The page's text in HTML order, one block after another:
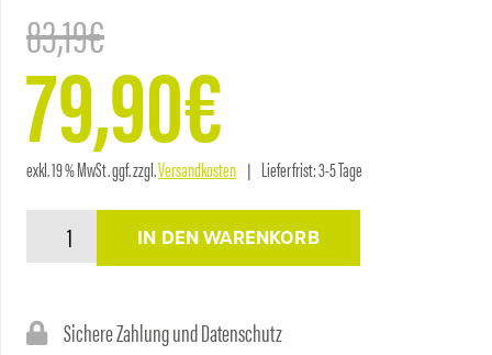
83,19€
Ursprünglicher
Preis
war:
79,90€
Aktueller
Preis
exkl. 19 % MwSt.ggf. zzgl.Versandkosten Lieferfrist:3-5 Tage
AXICLEAR
Kamera-
IN DEN WARENKORB
Sichere Zahlung und Datenschutz